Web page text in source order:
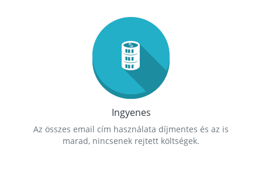
Ingyenes
Az összes email cím használata díjmentes és az is
marad, nincsenek rejtett költségek.